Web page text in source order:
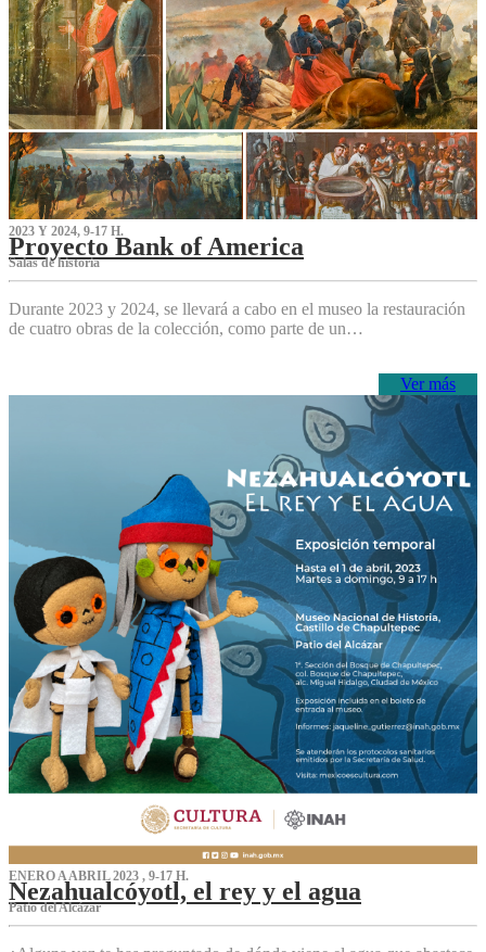
2023 Y 2024, 9-17 H.
Proyecto Bank of America
S‌alas de historia
Durante 2023 y 2024, se llevará a cabo en el museo la restauración
de cuatro obras de la colección, como parte de un…
Ver más
ENERO A ABRIL 2023 , 9-17 H.
Nezahualcóyotl, el rey y el agua
Patio del Alcázar